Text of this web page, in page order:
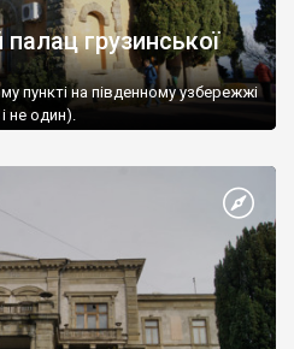
грузинської
пункті на південному узбережжі
не один).